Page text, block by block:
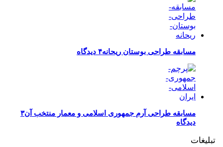
مسابقه طراحی بوستان ریحانه۴ دیدگاه
مسابقه طراحی آرم جمهوری اسلامی و معمار منتخب آن ۳
دیدگاه
تبلیغات